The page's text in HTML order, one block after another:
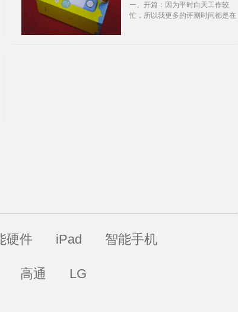
一、开篇：因为平时白天工作较
忙，所以我更多的评测时间都是在
硬件 iPad 智能手机
高通 LG